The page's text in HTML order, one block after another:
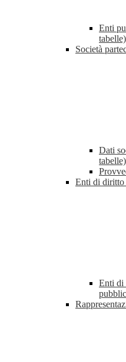
Enti
tabelle)
Società
Dati
tabelle)
Enti di diritto
Enti di